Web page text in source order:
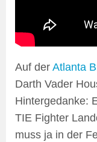
Auf der Atlanta
Darth Vader
Hintergedanke:
TIE Fighter
muss ja in der